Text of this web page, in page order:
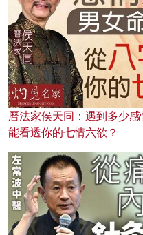
曆法家侯天同：遇到多少
能看透你的七情六欲？